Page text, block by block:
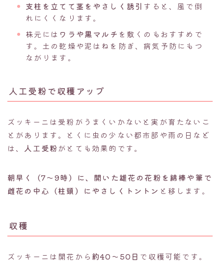
支柱を立てて茎をやさしく誘引 すると、風で倒
れにくくなります。
株元には ワラや黒マルチ を敷くのもおすすめで
す。土の乾燥や泥はねを防ぎ、病気予防にもつ
ながります。
人工受粉で収穫アップ
ズッキーニは受粉がうまくいかないと実が育たないこ
とがあります。とくに虫の少ない都市部や雨の日など
は、 人工受粉がとても効果的です。
朝早く（7～9時）に、開いた雄花の花粉を綿棒や筆で
雌花の中心（柱頭）にやさしくトントン と移します。
収穫
ズッキーニは開花から 約40〜50日 で収穫可能です。